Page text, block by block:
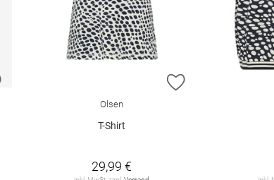
ZUR WUNSCHLISTE HINZUFÜGEN ZUR
Olsen
T-Shirt
29,99 €